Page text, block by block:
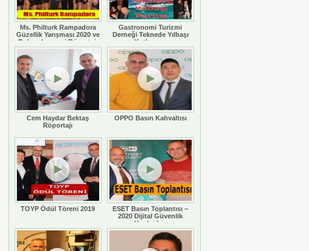
Ms. Philturk Rampadora
Güzellik Yarışması 2020 ve
Rohan Legaspi Röportajı
Gastronomi Turizmi
Derneği Teknede Yılbaşı
Kutlaması
Cem Haydar Bektaş
Röportajı
OPPO Basın Kahvaltısı
TOYP Ödül Töreni 2019
ESET Basın Toplantısı –
2020 Dijital Güvenlik
Yazılımları